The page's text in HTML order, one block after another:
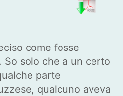
come fosse
So solo che a un certo
parte
qualcuno aveva